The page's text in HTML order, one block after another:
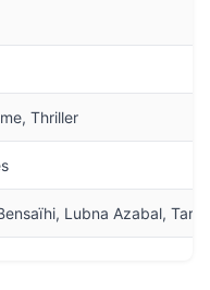
Thriller
Lubna Azabal, Tara